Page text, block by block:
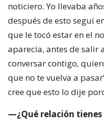
noticiero. Yo llevaba
después de esto seguí
que le tocó estar en el
aparecía, antes de salir
conversar contigo,
que no te vuelva a
cree que esto lo dije
—¿Qué relación tienes